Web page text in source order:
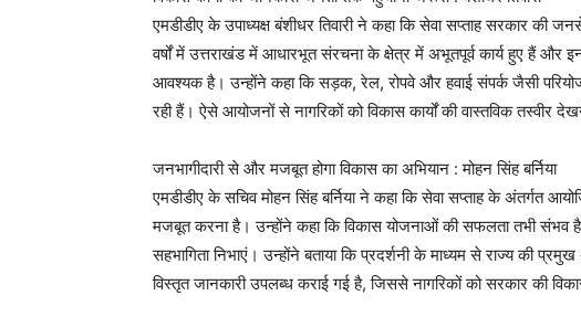
एमडीडीए के उपाध्यक्ष बंशीधर तिवारी ने कहा कि सेवा सप्ताह सरकार की
वर्षों में उत्तराखंड में आधारभूत संरचना के क्षेत्र में अभूतपूर्व कार्य हुए हैं और
आवश्यक है। उन्होंने कहा कि सड़क, रेल, रोपवे और हवाई संपर्क जैसी
रही हैं। ऐसे आयोजनों से नागरिकों को विकास कार्यों की वास्तविक
जनभागीदारी से और मजबूत होगा विकास का अभियान : मोहन सिंह बर्निया
एमडीडीए के सचिव मोहन सिंह बर्निया ने कहा कि सेवा सप्ताह के अंतर्गत
मजबूत करना है। उन्होंने कहा कि विकास योजनाओं की सफलता तभी
सहभागिता निभाएं। उन्होंने बताया कि प्रदर्शनी के माध्यम से राज्य की
विस्तृत जानकारी उपलब्ध कराई गई है, जिससे नागरिकों को सरकार की